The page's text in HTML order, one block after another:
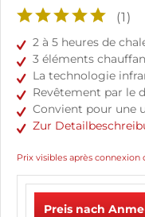
(1 )
2 à 5 heures de
3 éléments
La technologie
Revêtement par le
Convient pour une
Zur
Prix visibles après
Preis nach